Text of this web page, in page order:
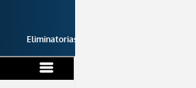
Eliminatorias 2026